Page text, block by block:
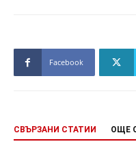
Facebook
СВЪРЗАНИ СТАТИИ ОЩЕ